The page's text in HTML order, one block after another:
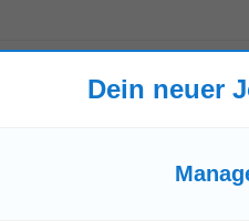
to lead and shape its
role focuses on transfer...
Dein neuer